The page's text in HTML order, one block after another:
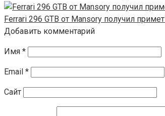
Ferrari 296 GTB от Mansory получил
Добавить комментарий
Имя *
Email *
Сайт